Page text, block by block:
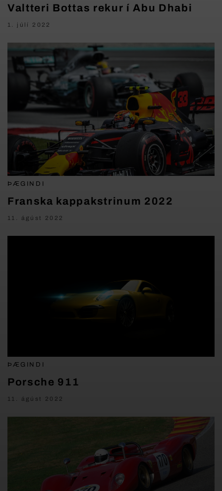
Valtteri Bottas rekur í Abu Dhabi
1. júlí 2022
ÞÆGINDI
Franska kappakstrinum 2022
11. ágúst 2022
ÞÆGINDI
Porsche 911
11. ágúst 2022